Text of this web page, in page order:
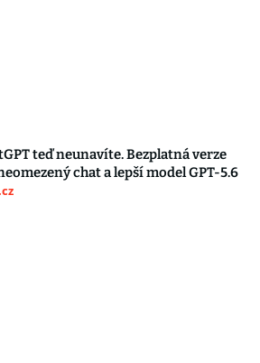
teď neunavíte. Bezplatná verze
chat a lepší model GPT-5.6